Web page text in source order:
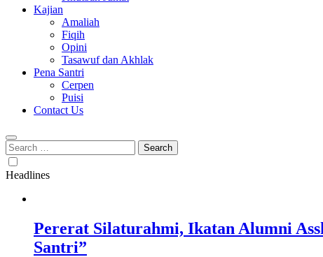
Kajian
Amaliah
Fiqih
Opini
Tasawuf dan Akhlak
Pena Santri
Cerpen
Puisi
Contact Us
Search
for:
Headlines
Pererat Silaturahmi, Ikatan Alumni
Santri”